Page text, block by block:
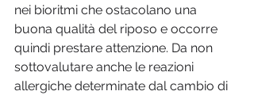
nei bioritmi che ostacolano una
buona qualità del riposo e occorre
quindi prestare attenzione. Da non
sottovalutare anche le reazioni
allergiche determinate dal cambio di